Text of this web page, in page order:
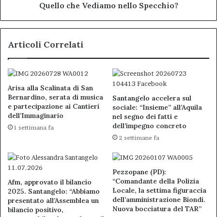
Quello che Vediamo nello Specchio?
Articoli Correlati
Arisa alla Scalinata di San
Bernardino, serata di musica
e partecipazione ai Cantieri
dell’Immaginario
1 settimana fa
Santangelo accelera sul
sociale: “Insieme” all’Aquila
nel segno dei fatti e
dell’impegno concreto
2 settimane fa
Afm, approvato il bilancio
2025. Santangelo: “Abbiamo
presentato all’Assemblea un
bilancio positivo,
Pezzopane (PD):
“Comandante della Polizia
Locale, la settima figuraccia
dell’amministrazione Biondi.
Nuova bocciatura del TAR”